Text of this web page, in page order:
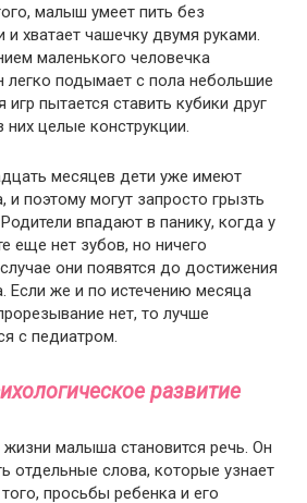
малыш умеет пить без
хватает чашечку двумя руками.
маленького человечка
легко подымает с пола небольшие
пытается ставить кубики друг
них целые конструкции.
месяцев дети уже имеют
и поэтому могут запросто грызть
впадают в панику, когда у
еще нет зубов, но ничего
они появятся до достижения
Если же и по истечению месяца
нет, то лучше
с педиатром.
развитие
малыша становится речь. Он
отдельные слова, которые узнает
просьбы ребенка и его